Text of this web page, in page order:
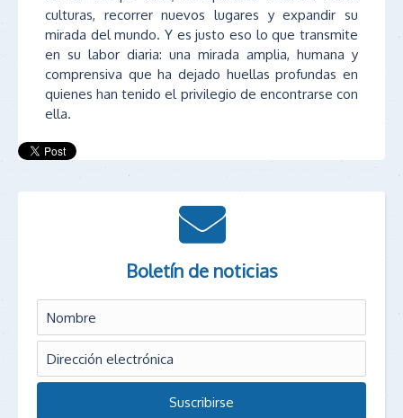
culturas, recorrer nuevos lugares y expandir su
mirada del mundo. Y es justo eso lo que transmite
en su labor diaria: una mirada amplia, humana y
comprensiva que ha dejado huellas profundas en
quienes han tenido el privilegio de encontrarse con
ella.
Boletín de noticias